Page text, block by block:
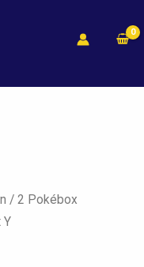
/ 2 Pokébox
Y